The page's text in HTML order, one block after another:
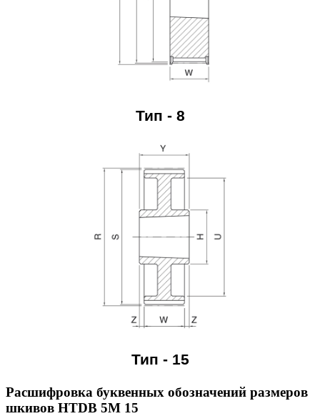
Тип - 8
Тип - 15
Расшифровка буквенных обозначений размеров
шкивов HTDB 5M 15